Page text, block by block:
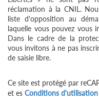
réclamation à la CNIL.
liste d'opposition au
laquelle vous pouvez vous
Dans le cadre de la
vous invitons à ne pas
de saisie libre.
Ce site est protégé par
et es Conditions d'utilisation